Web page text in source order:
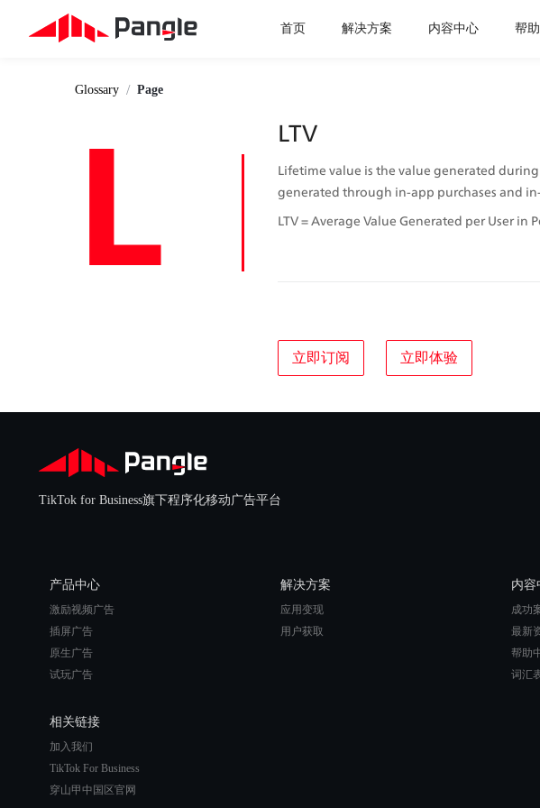
首页 解决方案 内容中心 帮
Glossary / Page
L LTV
Lifetime value is the value generated
generated through in-app purchases and
LTV = Average Value Generated per User in
立即订阅 立即体验
TikTok for Business旗下程序化移动广告平台
产品中心
激励视频广告
插屏广告
原生广告
试玩广告
相关链接
加入我们
TikTok For Business
穿山甲中国区官网
解决方案
应用变现
用户获取
内容
成功
最新
帮助
词汇